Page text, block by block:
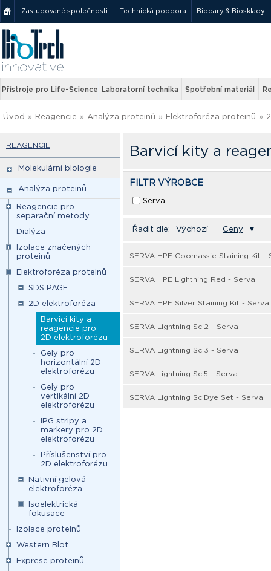
Zastupované společnosti Technická podpora Biobary & Biosklady
Přístroje pro Life-Science Laboratorní technika Spotřební materiál
Úvod » Reagencie » Analýza proteinů » Elektroforéza proteinů »
REAGENCIE
Molekulární biologie
Analýza proteinů
Reagencie pro
separační metody
Dialýza
Izolace značených
proteinů
Elektroforéza proteinů
SDS PAGE
2D elektroforéza
Barvicí kity a
reagencie pro
2D elektroforézu
Gely pro
horizontální 2D
elektroforézu
Gely pro
vertikální 2D
elektroforézu
IPG stripy a
markery pro 2D
elektroforézu
Příslušenství pro
2D elektroforézu
Nativní gelová
elektroforéza
Isoelektrická
fokusace
Izolace proteinů
Western Blot
Exprese proteinů
Barvicí kity a
FILTR VÝROBCE
Serva
Řadit dle: Výchozí Ceny ▼
SERVA HPE Coomassie Staining Kit -
SERVA HPE Lightning Red - Serva
SERVA HPE Silver Staining Kit - Serva
SERVA Lightning Sci2 - Serva
SERVA Lightning Sci3 - Serva
SERVA Lightning Sci5 - Serva
SERVA Lightning SciDye Set - Serva